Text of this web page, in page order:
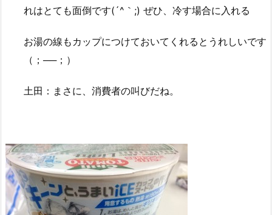
れはとても面倒です(´^｀;) ぜひ、冷す場合に入れる
お湯の線もカップにつけておいてくれるとうれしいです
（；──；）
土田：まさに、消費者の叫びだね。